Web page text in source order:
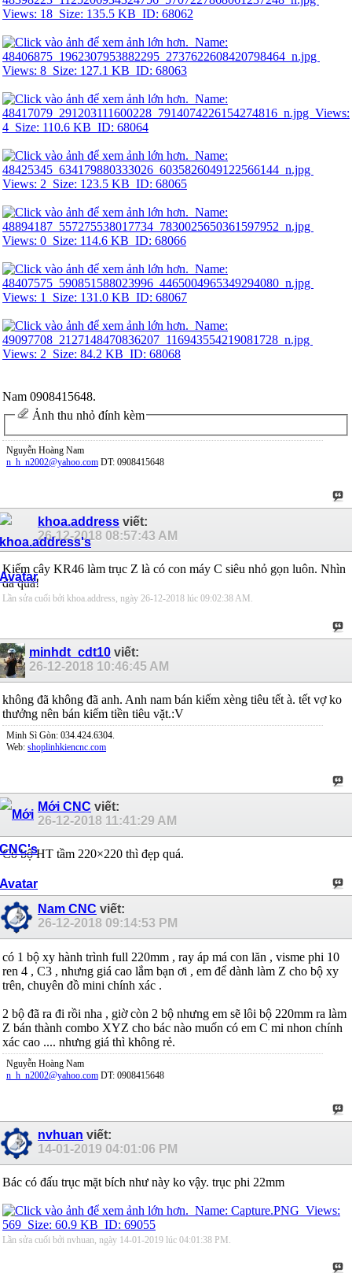
Nam 0908415648.
Ảnh thu nhỏ đính kèm
Nguyễn Hoàng Nam
n_h_n2002@yahoo.com DT: 0908415648
khoa.address viết:
26-12-2018 08:57:43 AM
Kiếm cây KR46 làm trục Z là có con máy C siêu nhỏ gọn luôn. Nhìn
đã quá!
Lần sửa cuối bởi khoa.address, ngày 26-12-2018 lúc 09:02:38 AM .
minhdt_cdt10 viết:
26-12-2018 10:46:45 AM
không đã không đã anh. Anh nam bán kiếm xèng tiêu tết à. tết vợ ko
thưởng nên bán kiếm tiền tiêu vặt.:V
Minh Sì Gòn: 034.424.6304.
Web: shoplinhkiencnc.com
Mới CNC viết:
26-12-2018 11:41:29 AM
Có bộ HT tầm 220×220 thì đẹp quá.
Nam CNC viết:
26-12-2018 09:14:53 PM
có 1 bộ xy hành trình full 220mm , ray áp má con lăn , visme phi 10
ren 4 , C3 , nhưng giá cao lắm bạn ơi , em để dành làm Z cho bộ xy
trên, chuyên đồ mini chính xác .
2 bộ đã ra đi rồi nha , giờ còn 2 bộ nhưng em sẽ lôi bộ 220mm ra làm
Z bán thành combo XYZ cho bác nào muốn có em C mi nhon chính
xác cao .... nhưng giá thì không rẻ.
Nguyễn Hoàng Nam
n_h_n2002@yahoo.com DT: 0908415648
nvhuan viết:
14-01-2019 04:01:06 PM
Bác có đấu trục mặt bích như này ko vậy. trục phi 22mm
Lần sửa cuối bởi nvhuan, ngày 14-01-2019 lúc 04:01:38 PM .